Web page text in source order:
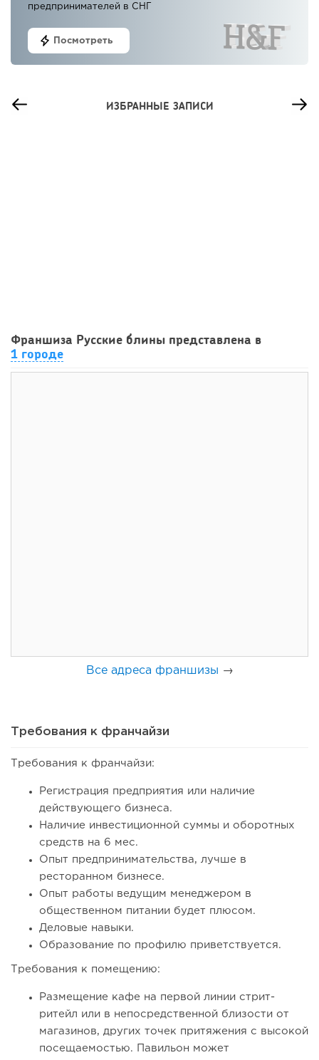
предпринимателей в СНГ
Посмотреть
ИЗБРАННЫЕ ЗАПИСИ
2026 году:...
Coffee Way приступил к масштабированию собственной
модели производства...
От стартапа за 30 тысяч рублей до бизнеса стоимостью
миллиарды:...
Франшиза Русские блины представлена в
1 городе
Все адреса франшизы →
Требования к франчайзи
Требования к франчайзи:
Регистрация предприятия или наличие
действующего бизнеса.
Наличие инвестиционной суммы и оборотных
средств на 6 мес.
Опыт предпринимательства, лучше в
ресторанном бизнесе.
Опыт работы ведущим менеджером в
общественном питании будет плюсом.
Деловые навыки.
Образование по профилю приветствуется.
Требования к помещению:
Размещение кафе на первой линии стрит-
ритейл или в непосредственной близости от
магазинов, других точек притяжения с высокой
посещаемостью. Павильон может